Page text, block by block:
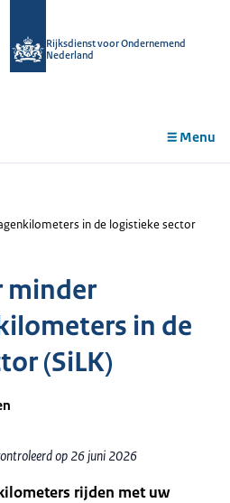
Rijksdienst voor Ondernemend
Nederland
Menu
in de logistieke sector
minder
in de
(SiLK)
op 26 juni 2026
rijden met uw